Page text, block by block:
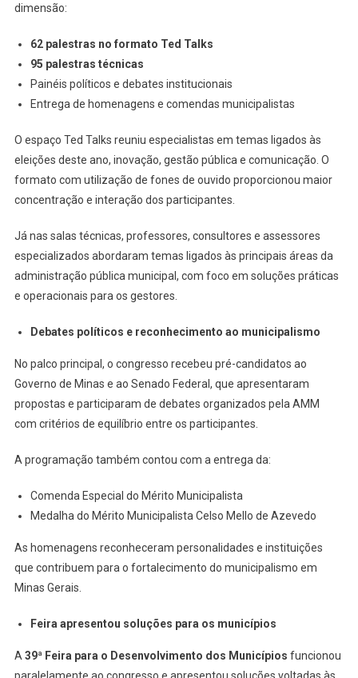
dimensão:
62 palestras no formato Ted Talks
95 palestras técnicas
Painéis políticos e debates institucionais
Entrega de homenagens e comendas municipalistas
O espaço Ted Talks reuniu especialistas em temas ligados às
eleições deste ano, inovação, gestão pública e comunicação. O
formato com utilização de fones de ouvido proporcionou maior
concentração e interação dos participantes.
Já nas salas técnicas, professores, consultores e assessores
especializados abordaram temas ligados às principais áreas da
administração pública municipal, com foco em soluções práticas
e operacionais para os gestores.
Debates políticos e reconhecimento ao municipalismo
No palco principal, o congresso recebeu pré-candidatos ao
Governo de Minas e ao Senado Federal, que apresentaram
propostas e participaram de debates organizados pela AMM
com critérios de equilíbrio entre os participantes.
A programação também contou com a entrega da:
Comenda Especial do Mérito Municipalista
Medalha do Mérito Municipalista Celso Mello de Azevedo
As homenagens reconheceram personalidades e instituições
que contribuem para o fortalecimento do municipalismo em
Minas Gerais.
Feira apresentou soluções para os municípios
A 39ª Feira para o Desenvolvimento dos Municípios funcionou